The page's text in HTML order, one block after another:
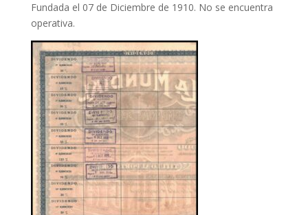
Fundada el 07 de Diciembre de 1910. No se encuentra
operativa.